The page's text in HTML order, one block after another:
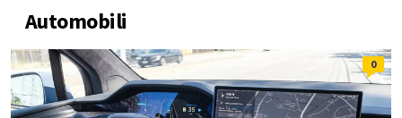
Automobili
0